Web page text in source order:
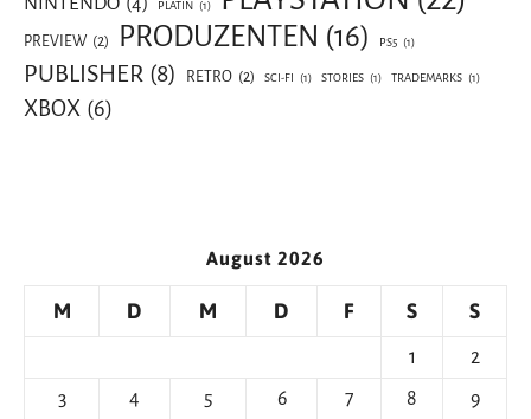
PLATIN (1)
PREVIEW (2) PRODUZENTEN (16) PS5 (1)
PUBLISHER (8) RETRO (2) SCI-FI (1) STORIES (1) TRADEMARKS (1)
XBOX (6)
August 2026
M D M D F S S
1
2
3
4 5 6 7 8
9